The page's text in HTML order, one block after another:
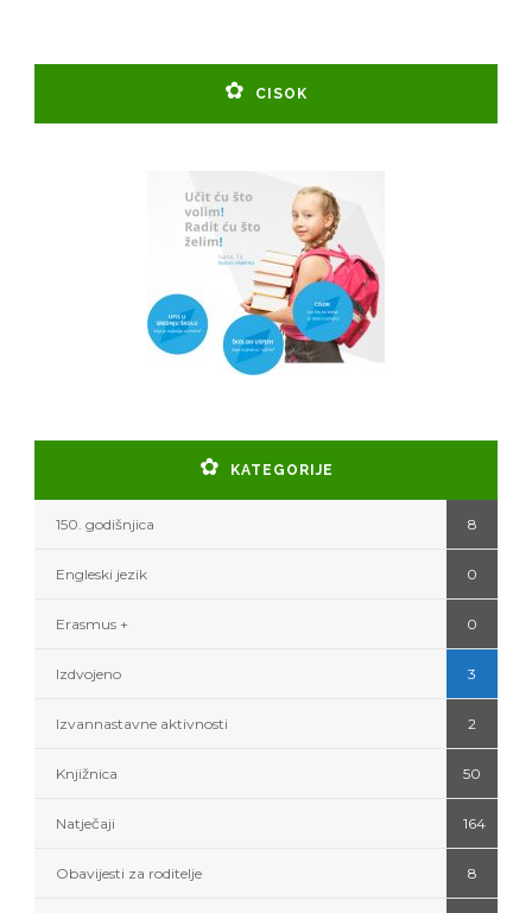
CISOK
KATEGORIJE
150. godišnjica 8
Engleski jezik 0
Erasmus + 0
Izdvojeno 3
Izvannastavne aktivnosti 2
Knjižnica 50
Natječaji 164
Obavijesti za roditelje 8